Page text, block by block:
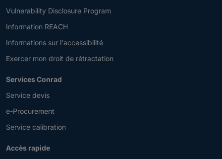
Vulnerability Disclosure Program
Information REACH
Informations sur l'accessibilité
Exercer mon droit de rétractation
Services Conrad
Service devis
e-Procurement
Service calibration
Accès rapide